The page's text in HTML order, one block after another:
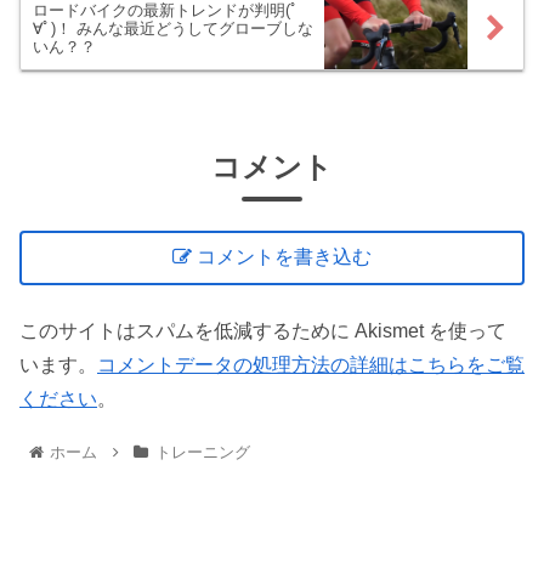
ロードバイクの最新トレンドが判明(ﾟ
∀ﾟ)！ みんな最近どうしてグローブしな
いん？？
コメント
コメントを書き込む
このサイトはスパムを低減するために Akismet を使って
います。
コメントデータの処理方法の詳細はこちらをご覧
ください。
ホーム トレーニング